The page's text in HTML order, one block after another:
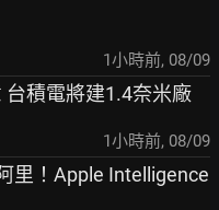
1小時前, 08/09
台積電將建1.4奈米廠
1小時前, 08/09
里！Apple Intelligence